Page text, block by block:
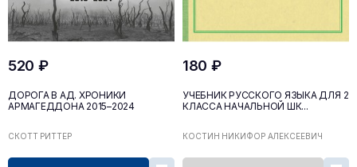
520 ₽
ДОРОГА В АД. ХРОНИКИ
АРМАГЕДДОНА 2015–2024
СКОТТ РИТТЕР
180 ₽
УЧЕБНИК РУССКОГО ЯЗЫКА ДЛЯ 2
КЛАССА НАЧАЛЬНОЙ ШК...
КОСТИН НИКИФОР АЛЕКСЕЕВИЧ